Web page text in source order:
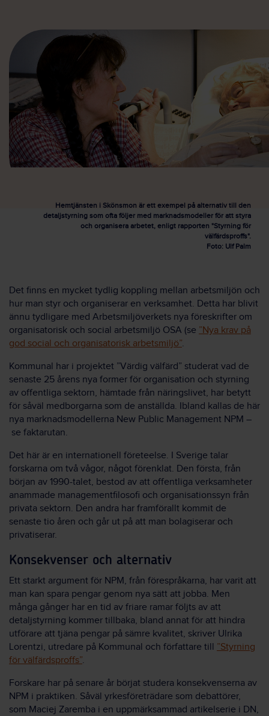
Hemtjänsten i Skönsmon är ett exempel på alternativ till den
detaljstyrning som ofta följer med marknadsmodeller för att styra
och organisera arbetet, enligt rapporten "Styrning för
välfärdsproffs".
Foto: Ulf Palm
Det finns en mycket tydlig koppling mellan arbetsmiljön och
hur man styr och organiserar en verksamhet. Detta har blivit
ännu tydligare med Arbetsmiljöverkets nya föreskrifter om
organisatorisk och social arbetsmiljö OSA (se ”Nya krav på
god social och organisatorisk arbetsmiljö”.
Kommunal har i projektet ”Värdig välfärd” studerat vad de
senaste 25 årens nya former för organisation och styrning
av offentliga sektorn, hämtade från näringslivet, har betytt
för såväl medborgarna som de anställda. Ibland kallas de här
nya marknadsmodellerna New Public Management NPM –
se faktarutan.
Det här är en internationell företeelse. I Sverige talar
forskarna om två vågor, något förenklat. Den första, från
början av 1990-talet, bestod av att offentliga verksamheter
anammade managementfilosofi och organisationssyn från
privata sektorn. Den andra har framförallt kommit de
senaste tio åren och går ut på att man bolagiserar och
privatiserar.
Konsekvenser och alternativ
Ett starkt argument för NPM, från förespråkarna, har varit att
man kan spara pengar genom nya sätt att jobba. Men
många gånger har en tid av friare ramar följts av att
detaljstyrning kommer tillbaka, bland annat för att hindra
utförare att tjäna pengar på sämre kvalitet, skriver Ulrika
Lorentzi, utredare på Kommunal och författare till ”Styrning
för välfärdsproffs”.
Forskare har på senare år börjat studera konsekvenserna av
NPM i praktiken. Såväl yrkesföreträdare som debattörer,
som Maciej Zaremba i en uppmärksammad artikelserie i DN,